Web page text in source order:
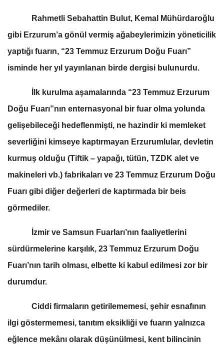
Rahmetli Sebahattin Bulut, Kemal Mühürdaroğlu
gibi Erzurum’a gönül vermiş ağabeylerimizin yöneticilik
yaptığı fuarın, “23 Temmuz Erzurum Doğu Fuarı”
isminde her yıl yayınlanan birde dergisi bulunurdu.
İlk kurulma aşamalarında “23 Temmuz Erzurum
Doğu Fuarı”nın enternasyonal bir fuar olma yolunda
gelişebileceği hedeflenmişti, ne hazindir ki memleket
severliğini kimseye kaptırmayan Erzurumlular, devletin
kurmuş olduğu (Tiftik – yapağı, tütün, TZDK alet ve
makineleri vb.) fabrikaları ve 23 Temmuz Erzurum Doğu
Fuarı gibi diğer değerleri de kaptırmada bir beis
görmediler.
İzmir ve Samsun Fuarları’nın faaliyetlerini
sürdürmelerine karşılık, 23 Temmuz Erzurum Doğu
Fuarı’nın tarih olması, elbette ki kabul edilmesi zor bir
durumdur.
Ciddi firmaların getirilememesi, şehir esnafının
ilgi göstermemesi, tanıtım eksikliği ve fuarın yalnızca
eğlence mekânı olarak düşünülmesi, kent bilincinin